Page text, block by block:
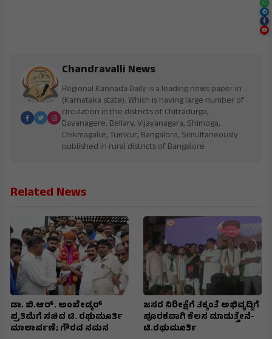
Chandravalli News
Regional Kannada Daily is a leading news paper in
(Karnataka state). Which is having large number of
circulation in the districts of Chitradurga,
Davanagere, Bellary, Vijayanagara, Shimoga,
Chikmagalur, Tumkur, Bangalore, Simultaneously
published in rural districts of Bangalore
Related News
ಡಾ. ಬಿ.ಆರ್. ಅಂಬೇಡ್ಕರ್
ಪ್ರತಿಮೆಗೆ ಸಚಿವ ಟಿ. ರಘುಮೂರ್ತಿ
ಮಾಲಾರ್ಪಣೆ; ಗೌರವ ನಮನ
ಜನರ ನಿರೀಕ್ಷೆಗೆ ತಕ್ಕಂತೆ ಅಭಿವೃದ್ದಿಗೆ
ಪೂರಕವಾಗಿ ಕೆಲಸ ಮಾಡುತ್ತೇನೆ-
ಟಿ.ರಘುಮೂರ್ತಿ